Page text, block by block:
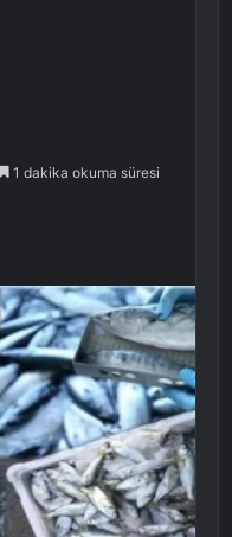
1 dakika okuma süresi